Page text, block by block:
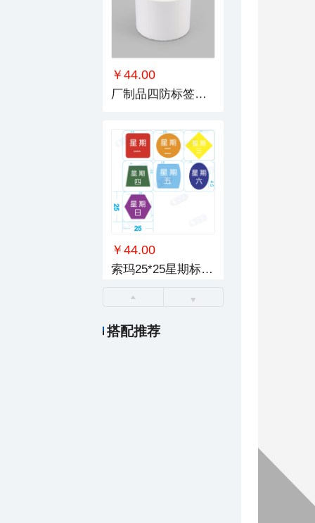
￥44.00
厂制品四防标签纸_系列1
￥44.00
索玛25*25星期标签贴纸
搭配推荐